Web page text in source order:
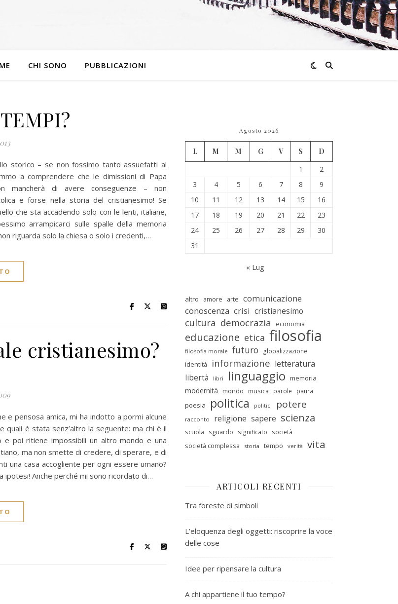
CHI SONO PUBBLICAZIONI
storico – se non fossimo tanto assuefatti al
a comprendere che le dimissioni di Papa
mancherà di avere conseguenze – non
e forse nella storia del cristianesimo! Se
che sta accadendo solo con le lenti, italiane,
arrampicarci sulle spalle della memoria
riguarda solo la chiesa o solo i credenti,…
cristianesimo?
e pensosa amica, mi ha indotto a pormi alcune
quali è stata senz’altro la seguente: ma chi è il
poi ritiene impossibili un altro mondo e una
ma non smette di credere, di sperare, e di
una casa accogliente per ogni essere umano?
ipotesi! Anche perché mi sono ricordato di…
Agosto 2026
L M M G V S
D
1
2
3
4 5 6 7 8
9
10
11 12 13 14 15
16
17
18 19 20 21 22
23
24
25 26 27 28 29
30
31
« Lug
altro amore arte comunicazione
conoscenza crisi cristianesimo
cultura democrazia economia
educazione etica filosofia
filosofia morale futuro globalizzazione
identità informazione letteratura
libertà
libri linguaggio memoria
modernità mondo musica parole paura
poesia politica politici potere
racconto religione sapere scienza
scuola sguardo significato società
società complessa storia tempo verità vita
ARTICOLI RECENTI
Tra foreste di simboli
L’eloquenza degli oggetti: riscoprire la voce
delle cose
Idee per ripensare la cultura
A chi appartiene il tuo tempo?